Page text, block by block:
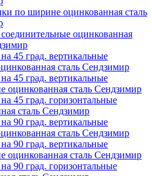
по ширине оцинкованная сталь
оцинкованная
45 град. вертикальные
сталь Сендзимир
45 град. вертикальные
оцинкованная сталь Сендзимир
45 град. горизонтальные
сталь Сендзимир
90 град. вертикальные
сталь Сендзимир
90 град. вертикальные
оцинкованная сталь Сендзимир
90 град. горизонтальные